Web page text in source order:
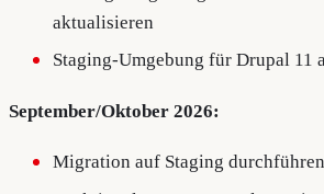
aktualisieren
Staging-Umgebung für Drupal 11
September/Oktober 2026:
Migration auf Staging